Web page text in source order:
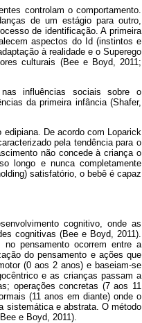
controlam o comportamento.
de um estágio para outro,
de identificação. A primeira
aspectos do Id (instintos e
à realidade e o Superego
culturais (Bee e Boyd, 2011;
influências sociais sobre o
da primeira infância (Shafer,
De acordo com Loparick
pela tendência para o
não concede à criança o
longo e nunca completamente
satisfatório, o bebê é capaz
cognitivo, onde as
cognitivas (Bee e Boyd, 2011).
pensamento ocorrem entre a
do pensamento e ações que
(0 aos 2 anos) e baseiam-se
e as crianças passam a
operações concretas (7 aos 11
(11 anos em diante) onde o
sistemática e abstrata. O método
e Boyd, 2011).